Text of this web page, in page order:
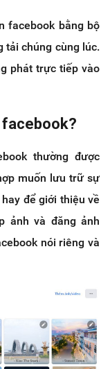
facebook bằng bộ
tải chúng cùng lúc.
phát trực tiếp vào
facebook?
thường được
muốn lưu trữ sự
để giới thiệu về
ảnh và đăng ảnh
nói riêng và